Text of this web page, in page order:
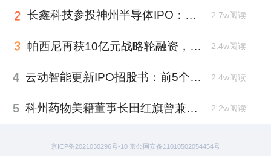
长鑫科技参投神州半导体IPO：朱培文、陈觉晓变现2.6亿，董秘和保荐人有旧 2.7w阅读
帕西尼再获10亿元战略轮融资，注册地从深圳迁至北京 2.4w阅读
4 云动智能更新IPO招股书：前5个月扭亏为盈，董事长李巍去年降薪近两成 2.4w阅读
5 科州药物美籍董事长田红旗曾兼职放射所，被问询核心技术是否清晰 2.2w阅读
京ICP备2021030296号-10 京公网安备11010502054454号